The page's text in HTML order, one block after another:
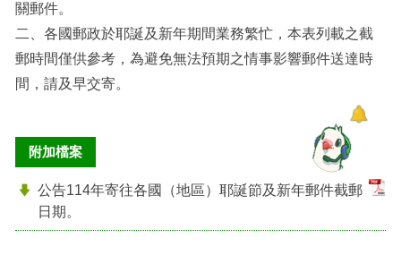
關郵件。
二、各國郵政於耶誕及新年期間業務繁忙，本表列載之截
郵時間僅供參考，為避免無法預期之情事影響郵件送達時
間，請及早交寄。
附加檔案
公告114年寄往各國（地區）耶誕節及新年郵件截郵
日期。